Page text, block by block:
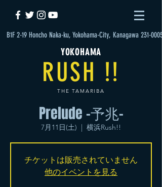
B1F 2-19 Honcho Naka-ku, Yokohama-City, Kanagawa 231-0005
YOKOHAMA
RUSH !!
THE TAMARIBA
Prelude -予兆-
7月11日(土)
  |
横浜Rush!!
チケットは販売されていません
他のイベントを見る